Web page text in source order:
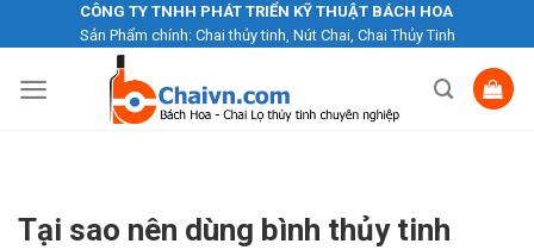
to
content
CÔNG TY TNHH PHÁT TRIỂN KỸ THUẬT BÁCH HOA
Sản Phẩm chính: Chai thủy tinh, Nút Chai, Chai Thủy Tinh
Tại sao nên dùng bình thủy tinh